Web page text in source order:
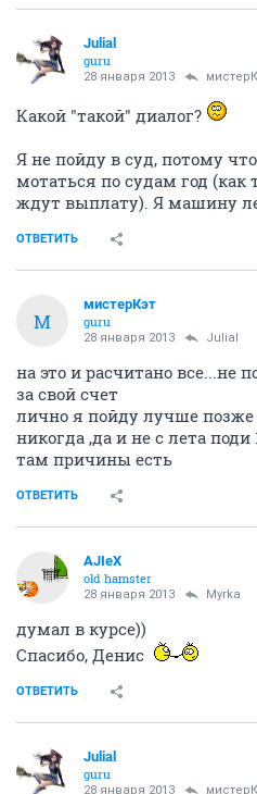
Julial
guru
28 января 2013
Какой "такой" диалог?
Я не пойду в суд, потому
мотаться по судам год (как
ждут выплату). Я машину
ОТВЕТИТЬ
М
мистерКэт
guru
28 января 2013 Julial
на это и расчитано все...не
за свой счет
лично я пойду лучше
никогда ,да и не с лета поди
там причины есть
ОТВЕТИТЬ
AJIeX
old hamster
28 января 2013 Myrka
думал в курсе))
Спасибо, Денис
ОТВЕТИТЬ
Julial
guru
28 января 2013